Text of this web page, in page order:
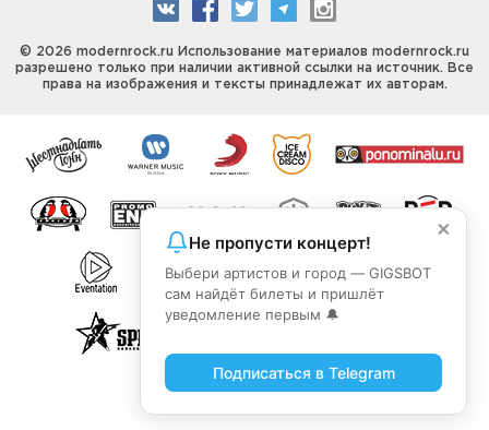
© 2026 modernrock.ru Использование материалов modernrock.ru
разрешено только при наличии активной ссылки на источник. Все
права на изображения и тексты принадлежат их авторам.
×
Не пропусти концерт!
Выбери артистов и город — GIGSBOT
сам найдёт билеты и пришлёт
уведомление первым 🔔
Подписаться в Telegram